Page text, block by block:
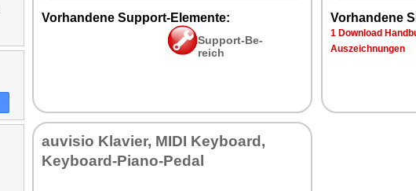
Vor­han­de­ne Sup­port-Ele­men­te:
Sup­port-Be­
reich
Vor­han­de­ne
1 Down­load
Aus­zeich­nun­gen
au­vi­sio Kla­vier, MI­DI Key­board,
Key­board-Pia­no-Pe­dal